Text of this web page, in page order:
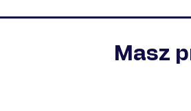
Masz